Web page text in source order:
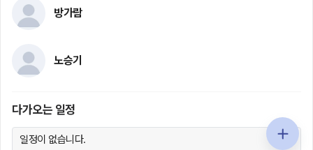
방가람
노승기
다가오는 일정
일정이 없습니다.